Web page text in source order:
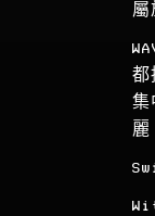
屬
都
集
麗